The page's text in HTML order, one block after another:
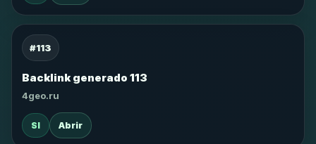
#113
Backlink generado 113
4geo.ru
SI Abrir